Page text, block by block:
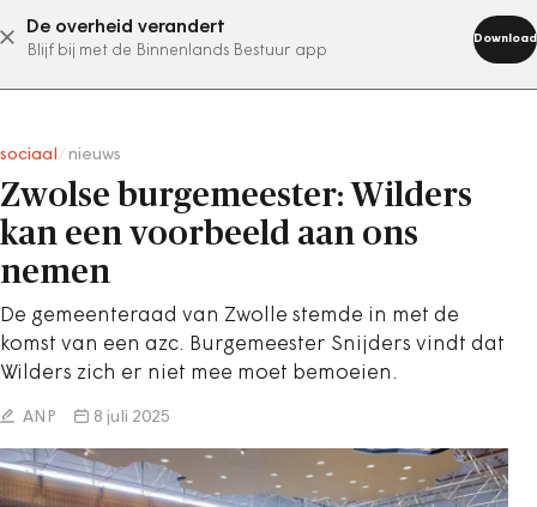
De overheid verandert
Blijf bij met de Binnenlands Bestuur app
Download
abonneer nu
sociaal nieuws
Zwolse burgemeester: Wilders
kan een voorbeeld aan ons
nemen
De gemeenteraad van Zwolle stemde in met de
komst van een azc. Burgemeester Snijders vindt dat
Wilders zich er niet mee moet bemoeien.
ANP 8 juli 2025